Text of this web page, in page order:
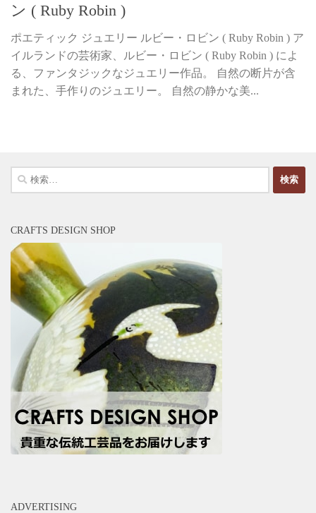
ン ( Ruby Robin )
ポエティック ジュエリー ルビー・ロビン ( Ruby Robin ) ア
イルランドの芸術家、ルビー・ロビン ( Ruby Robin ) によ
る、ファンタジックなジュエリー作品。 自然の断片が含
まれた、手作りのジュエリー。 自然の静かな美...
検
索:
CRAFTS DESIGN SHOP
ADVERTISING